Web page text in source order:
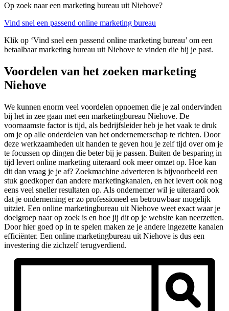
Op zoek naar een marketing bureau uit Niehove?
Vind snel een passend online marketing bureau
Klik op ‘Vind snel een passend online marketing bureau’ om een
betaalbaar marketing bureau uit Niehove te vinden die bij je past.
Voordelen van het zoeken marketing
Niehove
We kunnen enorm veel voordelen opnoemen die je zal ondervinden
bij het in zee gaan met een marketingbureau Niehove. De
voornaamste factor is tijd, als bedrijfsleider heb je het vaak te druk
om je op alle onderdelen van het ondernemerschap te richten. Door
deze werkzaamheden uit handen te geven hou je zelf tijd over om je
te focussen op dingen die beter bij je passen. Buiten de besparing in
tijd levert online marketing uiteraard ook meer omzet op. Hoe kan
dit dan vraag je je af? Zoekmachine adverteren is bijvoorbeeld een
stuk goedkoper dan andere marketingkanalen, en het levert ook nog
eens veel sneller resultaten op. Als ondernemer wil je uiteraard ook
dat je onderneming er zo professioneel en betrouwbaar mogelijk
uitziet. Een online marketingbureau uit Niehove weet exact waar je
doelgroep naar op zoek is en hoe jij dit op je website kan neerzetten.
Door hier goed op in te spelen maken ze je andere ingezette kanalen
efficiënter. Een online marketingbureau uit Niehove is dus een
investering die zichzelf terugverdiend.